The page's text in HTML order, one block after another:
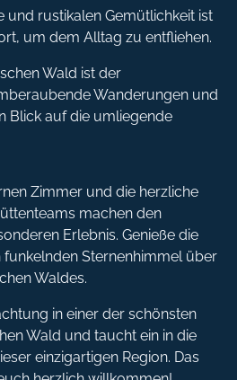
und rustikalen Gemütlichkeit ist
um dem Alltag zu entfliehen.
Wald ist der
Wanderungen und
Blick auf die umliegende
Zimmer und die herzliche
machen den
Erlebnis. Genieße die
Sternenhimmel über
Waldes.
in einer der schönsten
Wald und taucht ein in die
einzigartigen Region. Das